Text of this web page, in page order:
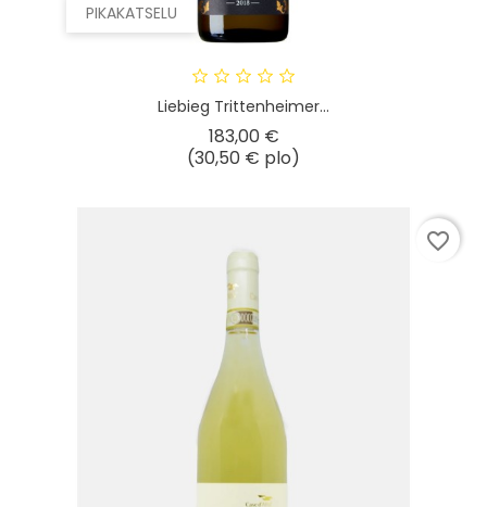
PIKAKATSELU
Liebieg Trittenheimer...
183,00 €Hinta
(30,50 € plo)
favorite_border